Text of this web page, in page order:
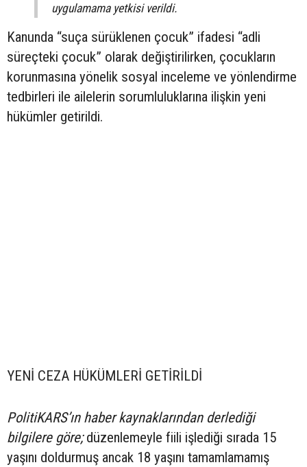
uygulamama yetkisi verildi.
Kanunda “suça sürüklenen çocuk” ifadesi “adli
süreçteki çocuk” olarak değiştirilirken, çocukların
korunmasına yönelik sosyal inceleme ve yönlendirme
tedbirleri ile ailelerin sorumluluklarına ilişkin yeni
hükümler getirildi.
YENİ CEZA HÜKÜMLERİ GETİRİLDİ
PolitiKARS’ın haber kaynaklarından derlediği
bilgilere göre;düzenlemeyle fiili işlediği sırada 15
yaşını doldurmuş ancak 18 yaşını tamamlamamış